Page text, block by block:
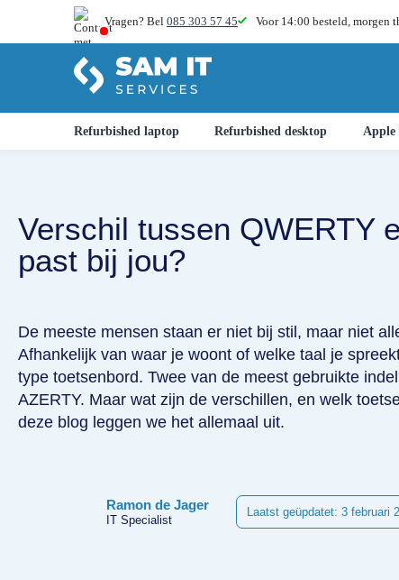
Vragen? Bel 085 303 57 45 Voor 14:00 besteld, morgen
Refurbished laptop Refurbished desktop Apple
Verschil tussen QWERTY
past bij jou?
De meeste mensen staan er niet bij stil, maar niet
Afhankelijk van waar je woont of welke taal je
type toetsenbord. Twee van de meest gebruikte
AZERTY. Maar wat zijn de verschillen, en welk
deze blog leggen we het allemaal uit.
Ramon de Jager
IT Specialist
Laatst geüpdatet: 3 februari